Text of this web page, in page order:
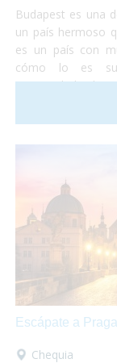
Budapest es una
un país hermoso
es un país con
cómo lo es
eran ciudades
son la
si tienes unos
tus necesidades y
Escápate a Praga
Chequia